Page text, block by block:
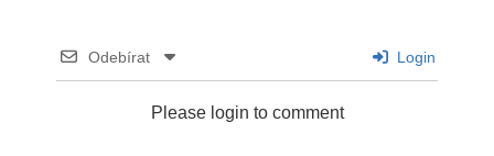
Odebírat Login
Please login to comment